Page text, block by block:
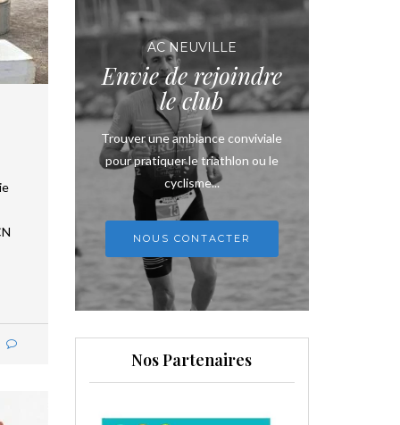
AC NEUVILLE
Envie de rejoindre
le club
Trouver une ambiance conviviale
pour pratiquer le triathlon ou le
cyclisme...
NOUS CONTACTER
Nos Partenaires